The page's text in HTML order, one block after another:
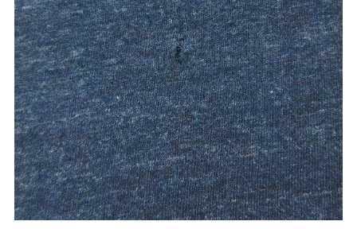
ご利用案内
お客様の声
レビュー1万件突破
お気に入りリスト
会員登録
メルマガ登録
会社概要
店舗一覧
古着卸売
特定商取引法に基づく表示